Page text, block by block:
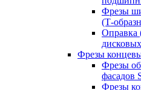
Фрезы
(Т-
Оправка
Фрезы
Фрезы
фасадов
Фрезы